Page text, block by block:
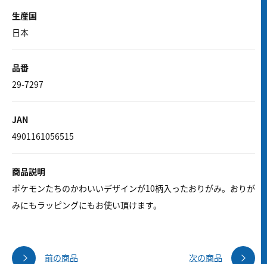
生産国
日本
品番
29-7297
JAN
4901161056515
商品説明
ポケモンたちのかわいいデザインが10柄入ったおりがみ。おりが
みにもラッピングにもお使い頂けます。
前の商品 次の商品